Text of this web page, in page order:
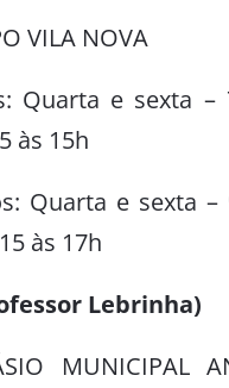
VILA NOVA
Quarta e sexta –
às 15h
Quarta e sexta –
às 17h
Lebrinha)
MUNICIPAL